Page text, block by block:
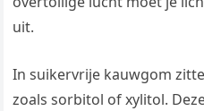
uit.
In suikervrije kauwgom
zoals sorbitol of xylitol.